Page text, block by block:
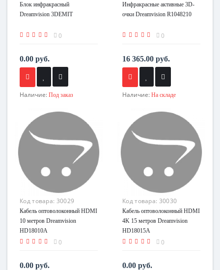
Блок инфракрасный
Dreamvision 3DEMIT
0
0.00 руб.
Наличие: Под заказ
Инфракрасные активные 3D-
очки Dreamvision R1048210
0
16 365.00 руб.
Наличие: На складе
Код товара: 30029
Кабель оптоволоконный HDMI
10 метров Dreamvision
HD18010A
0
0.00 руб.
Код товара: 30030
Кабель оптоволоконный HDMI
4K 15 метров Dreamvision
HD18015A
0
0.00 руб.